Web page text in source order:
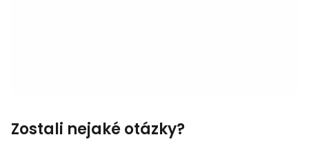
Zostali nejaké otázky?